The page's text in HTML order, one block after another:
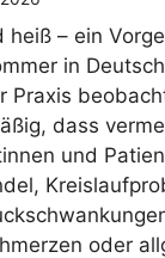
heiß – ein
in
Praxis
dass
und
oder